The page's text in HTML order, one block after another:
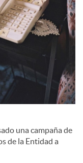
una campaña de
de la Entidad a